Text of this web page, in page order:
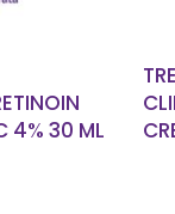
4% 30 ML